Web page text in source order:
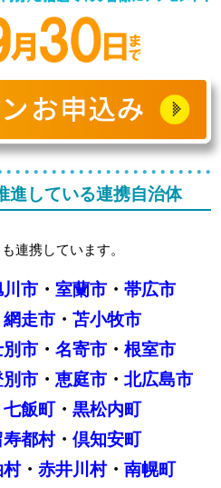
進している連携自治体
連携しています。
川市・ 室蘭市・ 帯広市
網走市・ 苫小牧市
別市・ 名寄市・ 根室市
別市・ 恵庭市・ 北広島市
七飯町・ 黒松内町
寿都村・ 倶知安町
村・ 赤井川村・ 南幌町